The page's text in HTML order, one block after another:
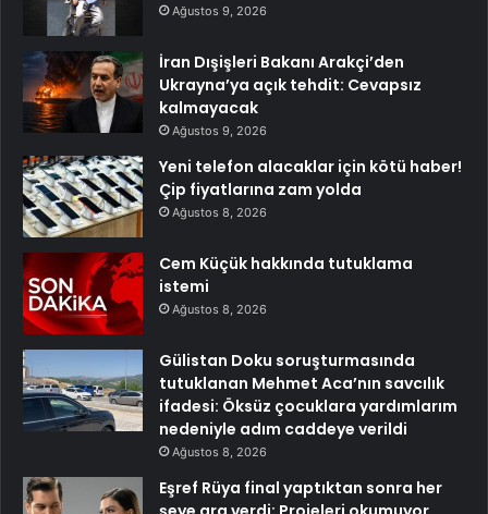
Ağustos 9, 2026
İran Dışişleri Bakanı Arakçi’den
Ukrayna’ya açık tehdit: Cevapsız
kalmayacak
Ağustos 9, 2026
Yeni telefon alacaklar için kötü haber!
Çip fiyatlarına zam yolda
Ağustos 8, 2026
Cem Küçük hakkında tutuklama
istemi
Ağustos 8, 2026
Gülistan Doku soruşturmasında
tutuklanan Mehmet Aca’nın savcılık
ifadesi: Öksüz çocuklara yardımlarım
nedeniyle adım caddeye verildi
Ağustos 8, 2026
Eşref Rüya final yaptıktan sonra her